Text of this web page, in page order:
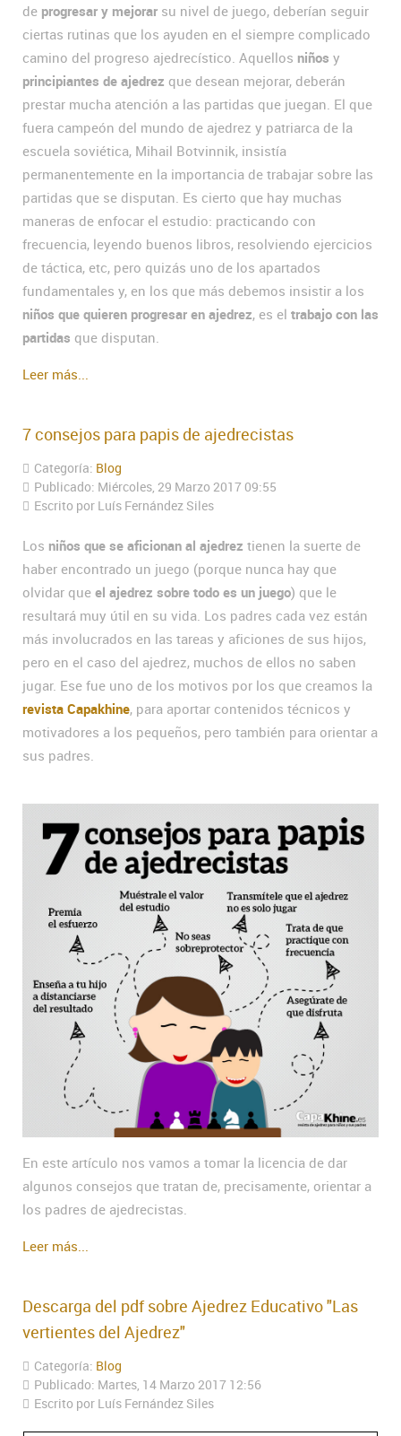
de progresar y mejorar su nivel de juego, deberían seguir
ciertas rutinas que los ayuden en el siempre complicado
camino del progreso ajedrecístico. Aquellos niños y
principiantes de ajedrez que desean mejorar, deberán
prestar mucha atención a las partidas que juegan. El que
fuera campeón del mundo de ajedrez y patriarca de la
escuela soviética, Mihail Botvinnik, insistía
permanentemente en la importancia de trabajar sobre las
partidas que se disputan. Es cierto que hay muchas
maneras de enfocar el estudio: practicando con
frecuencia, leyendo buenos libros, resolviendo ejercicios
de táctica, etc, pero quizás uno de los apartados
fundamentales y, en los que más debemos insistir a los
niños que quieren progresar en ajedrez, es el trabajo con las
partidas que disputan.
Leer más...
7 consejos para papis de ajedrecistas
Categoría: Blog
Publicado: Miércoles, 29 Marzo 2017 09:55
Escrito por Luís Fernández Siles
Los niños que se aficionan al ajedrez tienen la suerte de
haber encontrado un juego (porque nunca hay que
olvidar que el ajedrez sobre todo es un juego) que le
resultará muy útil en su vida. Los padres cada vez están
más involucrados en las tareas y aficiones de sus hijos,
pero en el caso del ajedrez, muchos de ellos no saben
jugar. Ese fue uno de los motivos por los que creamos la
revista Capakhine, para aportar contenidos técnicos y
motivadores a los pequeños, pero también para orientar a
sus padres.
En este artículo nos vamos a tomar la licencia de dar
algunos consejos que tratan de, precisamente, orientar a
los padres de ajedrecistas.
Leer más...
Descarga del pdf sobre Ajedrez Educativo "Las
vertientes del Ajedrez"
Categoría: Blog
Publicado: Martes, 14 Marzo 2017 12:56
Escrito por Luís Fernández Siles